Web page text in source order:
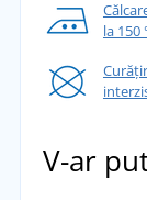
la 150
V-ar